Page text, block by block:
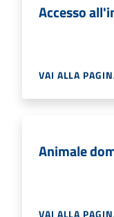
Accesso
VAI ALLA
Animale
VAI ALLA